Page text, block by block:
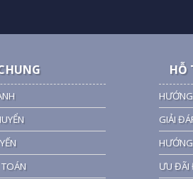
HỖ
GIẢI
ƯU ĐÃI